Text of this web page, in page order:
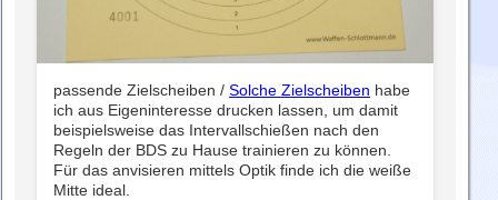
passende Zielscheiben / Solche Zielscheiben habe
ich aus Eigeninteresse drucken lassen, um damit
beispielsweise das Intervallschießen nach den
Regeln der BDS zu Hause trainieren zu können.
Für das anvisieren mittels Optik finde ich die weiße
Mitte ideal.